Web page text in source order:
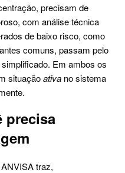
precisam de
com análise técnica
de baixo risco, como
comuns, passam pelo
Em ambos os
situaçãoativa no sistema
precisa
traz,